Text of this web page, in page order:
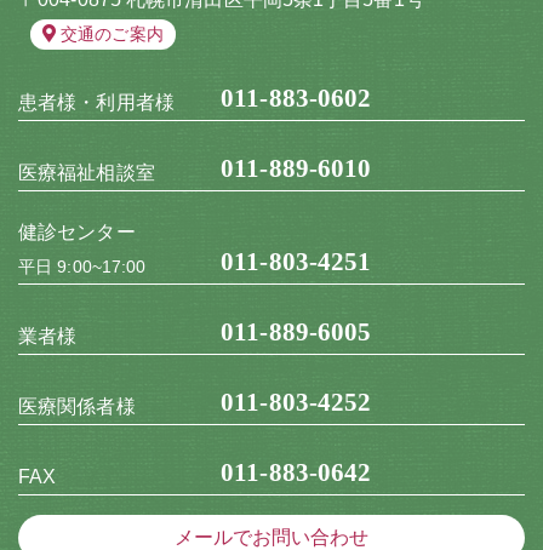
交通のご案内
患者様・利用者様 011-883-0602
医療福祉相談室 011-889-6010
健診センター
平日 9:00~17:00 011-803-4251
業者様 011-889-6005
医療関係者様 011-803-4252
FAX 011-883-0642
メールでお問い合わせ